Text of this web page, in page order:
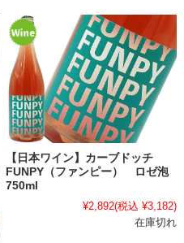
【日本ワイン】カーブドッチ
FUNPY（ファンピー） ロゼ泡
750ml
¥2,892(税込 ¥3,182)
在庫切れ